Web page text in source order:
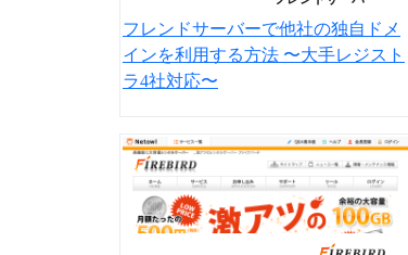
フレンドサーバーで他社の独自ドメ
インを利用する方法 〜大手レジスト
ラ4社対応〜